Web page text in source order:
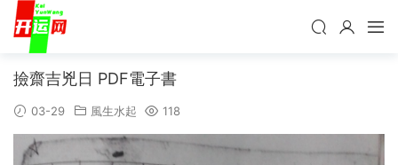
撿齋吉兇日 PDF電子書
03-29 風生水起 118